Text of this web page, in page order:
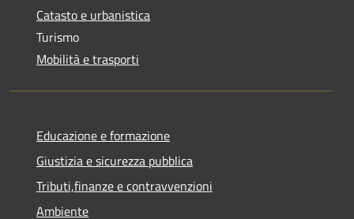
Catasto e urbanistica
Turismo
Mobilità e trasporti
Educazione e formazione
Giustizia e sicurezza pubblica
Tributi,finanze e contravvenzioni
Ambiente